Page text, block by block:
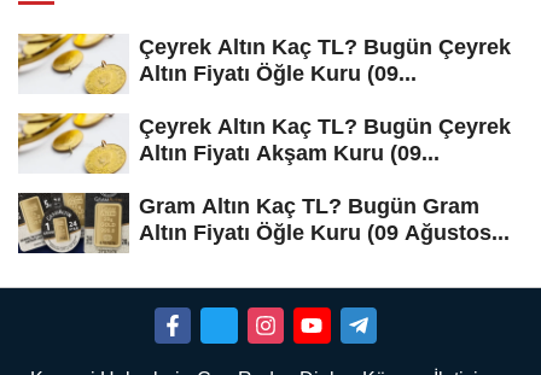
Çeyrek Altın Kaç TL? Bugün Çeyrek
Altın Fiyatı Öğle Kuru (09...
Çeyrek Altın Kaç TL? Bugün Çeyrek
Altın Fiyatı Akşam Kuru (09...
Gram Altın Kaç TL? Bugün Gram
Altın Fiyatı Öğle Kuru (09 Ağustos...